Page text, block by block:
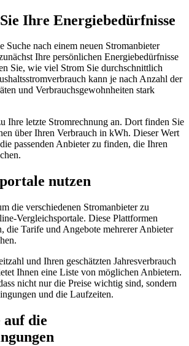
Ihre Energiebedürfnisse
Suche nach einem neuen Stromanbieter
Ihre persönlichen Energiebedürfnisse
Sie, wie viel Strom Sie durchschnittlich
kann je nach Anzahl der
und Verbrauchsgewohnheiten stark
Ihre letzte Stromrechnung an. Dort finden Sie
über Ihren Verbrauch in kWh. Dieser Wert
passenden Anbieter zu finden, die Ihren
nutzen
die verschiedenen Stromanbieter zu
Vergleichsportale. Diese Plattformen
die Tarife und Angebote mehrerer Anbieter
und Ihren geschätzten Jahresverbrauch
Ihnen eine Liste von möglichen Anbietern.
nicht nur die Preise wichtig sind, sondern
und die Laufzeiten.
auf die